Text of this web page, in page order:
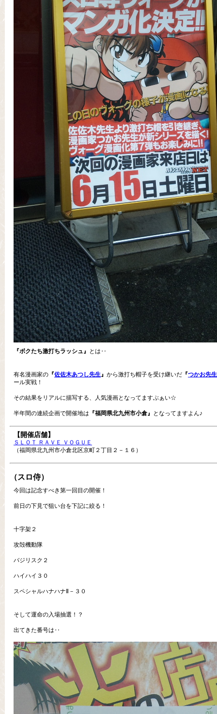
『ボクたち激打ちラッシュ』 とは‥
有名漫画家の 『佐佐木あつし先生』 から激打ち帽子を受け継いだ 『つかお先生
ール実戦！
その結果をリアルに描写する、人気漫画となってますぶぁい☆
半年間の連続企画で開催地は 『福岡県北九州市小倉』 となってますよん♪
【開催店舗】
ＳＬＯＴ ＲＡＶＥ ＶＯＧＵＥ
（福岡県北九州市小倉北区京町２丁目２－１６）
（スロ侍）
今回は記念すべき第一回目の開催！
前日の下見で狙い台を下記に絞る！
十字架２
攻殻機動隊
バジリスク２
ハイハイ３０
スペシャルハナハナⅡ－３０
そして運命の入場抽選！？
出てきた番号は‥